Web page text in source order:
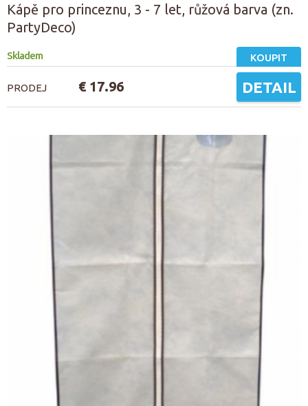
Kápě pro princeznu, 3 - 7 let, růžová barva (zn.
PartyDeco)
Skladem KOUPIT
PRODEJ € 17.96 DETAIL